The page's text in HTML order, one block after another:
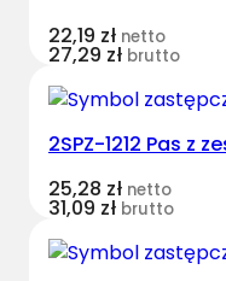
22,19 zł netto
27,29 zł brutto
2SPZ-1212 Pas z
25,28 zł netto
31,09 zł brutto